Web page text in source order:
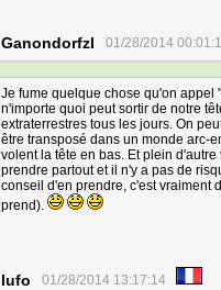
Ganondorfzl 01/28/2014
Je fume quelque chose qu'on appel
n'importe quoi peut sortir de notre
extraterrestres tous les jours. On
être transposé dans un monde arc-
volent la tête en bas. Et plein
prendre partout et il n'y a pas de
conseil d'en prendre, c'est vraiment
prend).
lufo 01/28/2014 13:17:14